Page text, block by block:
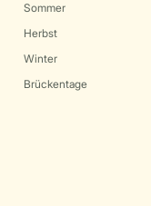
Sommer
Herbst
Winter
Brückentage